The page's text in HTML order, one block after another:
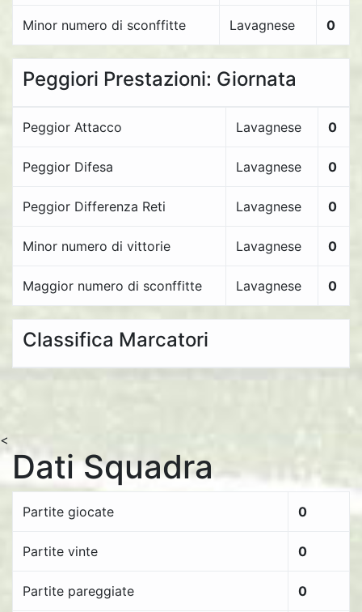
Minor numero di sconffitte Lavagnese 0
Peggiori Prestazioni: Giornata
Peggior Attacco Lavagnese 0
Peggior Difesa Lavagnese 0
Peggior Differenza Reti Lavagnese 0
Minor numero di vittorie Lavagnese 0
Maggior numero di sconffitte Lavagnese 0
Classifica Marcatori
<
Dati Squadra
Partite giocate 0
Partite vinte 0
Partite pareggiate 0